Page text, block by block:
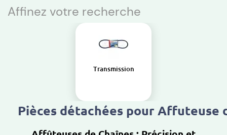
Affinez votre recherche
Transmission
Pièces détachées pour Affuteuse